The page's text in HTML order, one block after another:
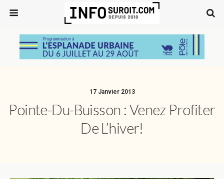
17 Janvier 2013
Pointe-Du-Buisson : Venez Profiter
De L’hiver!